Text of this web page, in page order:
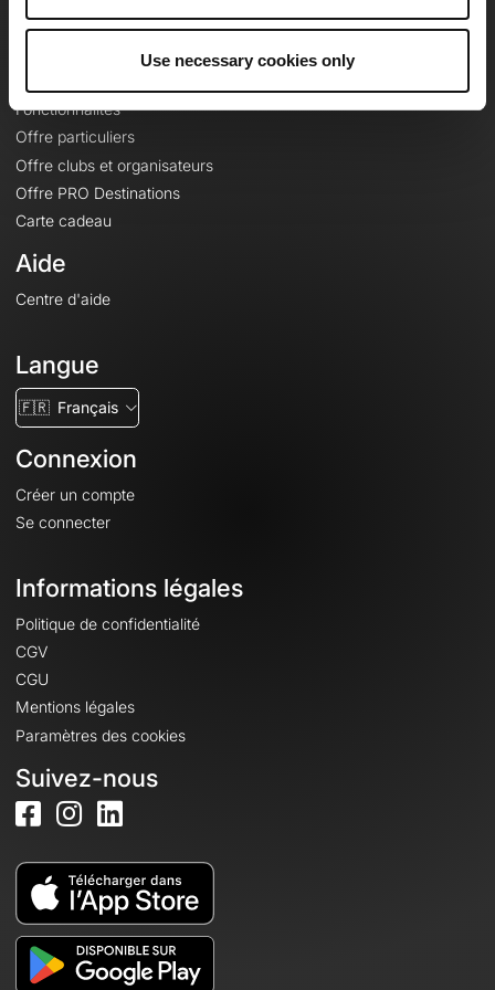
Use necessary cookies only
Fonctionnalités
Offre particuliers
Offre clubs et organisateurs
Offre PRO Destinations
Carte cadeau
Aide
Centre d'aide
Langue
🇫🇷 Français
Connexion
Créer un compte
Se connecter
Informations légales
Politique de confidentialité
CGV
CGU
Mentions légales
Paramètres des cookies
Suivez-nous